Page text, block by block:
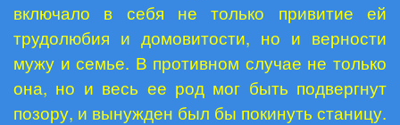
включало в себя не только привитие ей
трудолюбия и домовитости, но и верности
мужу и семье. В противном случае не только
она, но и весь ее род мог быть подвергнут
позору, и вынужден был бы покинуть станицу.